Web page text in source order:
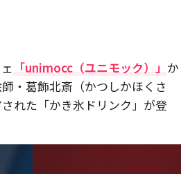
「unimocc（ユニモック）」 か
・葛飾北斎（かつしかほくさ
れた「かき氷ドリンク」が登